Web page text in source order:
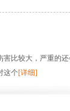
比较大，严重的还
这个[详细]